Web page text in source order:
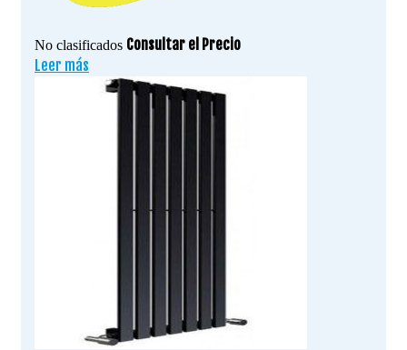
No clasificados Consultar el Precio
Leer más